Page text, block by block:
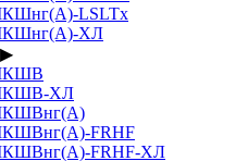
LSLTx
ХЛ
▶
ХЛ
FRHF
FRHF-ХЛ